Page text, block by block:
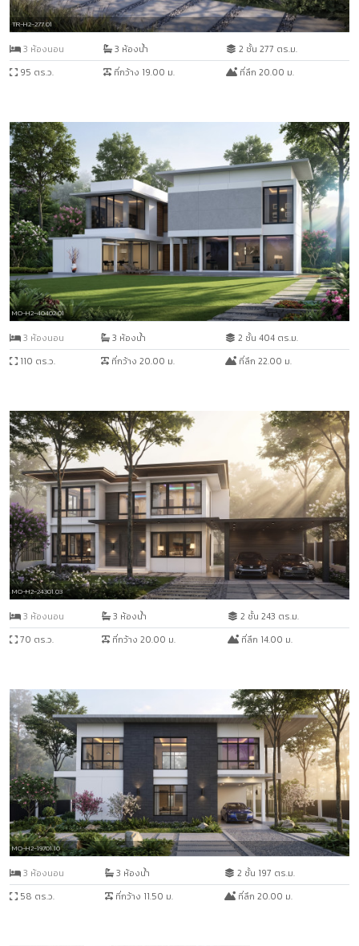
TR-H2-277.01
3 ห้องนอน 3 ห้องน้ำ
2 ชั้น 277 ตร.ม.
95 ตร.ว.
ที่กว้าง 19.00 ม. ที่ลึก 20.00 ม.
MO-H2-40402.01
3 ห้องนอน 3 ห้องน้ำ
2 ชั้น 404 ตร.ม.
110 ตร.ว.
ที่กว้าง 20.00 ม. ที่ลึก 22.00 ม.
MO-H2-24301.03
3 ห้องนอน 3 ห้องน้ำ
2 ชั้น 243 ตร.ม.
70 ตร.ว.
ที่กว้าง 20.00 ม. ที่ลึก 14.00 ม.
MO-H2-19701.10
3 ห้องนอน 3 ห้องน้ำ
2 ชั้น 197 ตร.ม.
58 ตร.ว.
ที่กว้าง 11.50 ม. ที่ลึก 20.00 ม.